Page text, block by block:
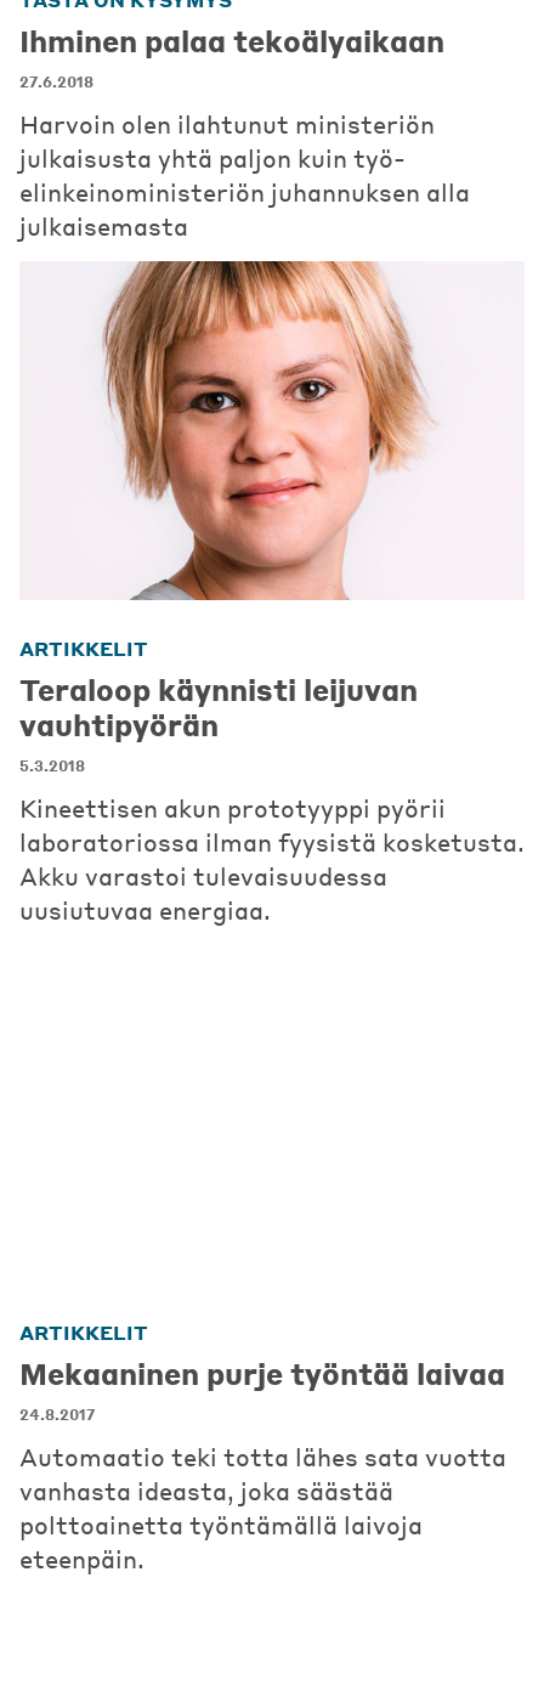
Ihminen palaa tekoälyaikaan
27.6.2018
Harvoin olen ilahtunut ministeriön
julkaisusta yhtä paljon kuin työ-
elinkeinoministeriön juhannuksen alla
julkaisemasta
ARTIKKELIT
Teraloop käynnisti leijuvan
vauhtipyörän
5.3.2018
Kineettisen akun prototyyppi pyörii
laboratoriossa ilman fyysistä kosketusta.
Akku varastoi tulevaisuudessa
uusiutuvaa energiaa.
ARTIKKELIT
Mekaaninen purje työntää laivaa
24.8.2017
Automaatio teki totta lähes sata vuotta
vanhasta ideasta, joka säästää
polttoainetta työntämällä laivoja
eteenpäin.